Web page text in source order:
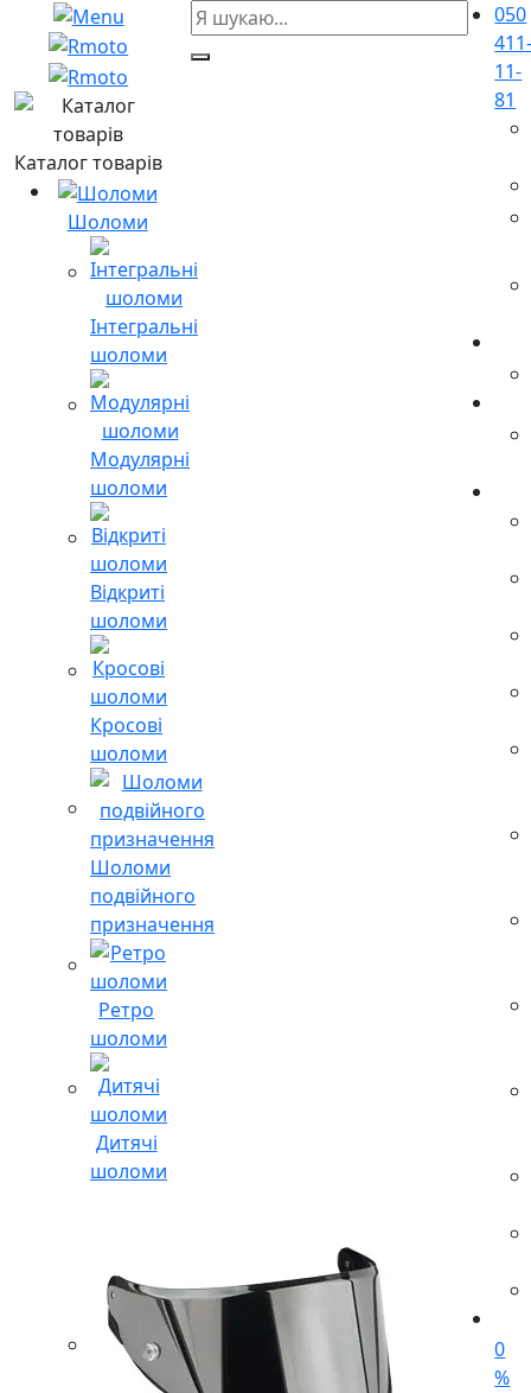
Каталог товарів
Шоломи
Інтегральні
шоломи
Модулярні
шоломи
Відкриті
шоломи
Кросові
шоломи
Шоломи
подвійного
призначення
Ретро
шоломи
Дитячі
шоломи
050
11-
81
0
%